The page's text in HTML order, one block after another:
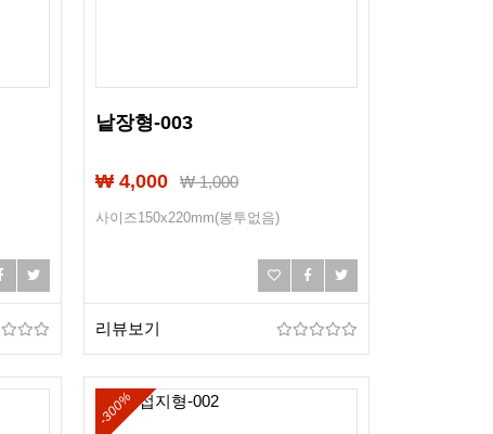
낱장형-003
₩ 4,000 ₩1,000
사이즈150x220mm(봉투없음)
리뷰보기
-300%